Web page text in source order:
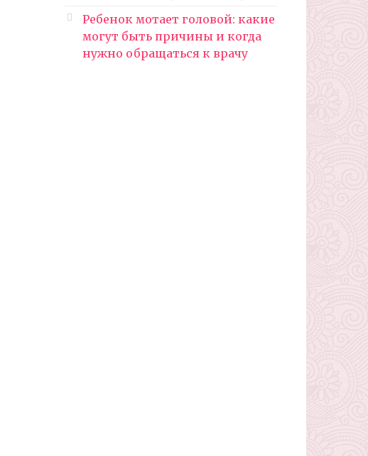
Ребенок мотает головой: какие
могут быть причины и когда
нужно обращаться к врачу